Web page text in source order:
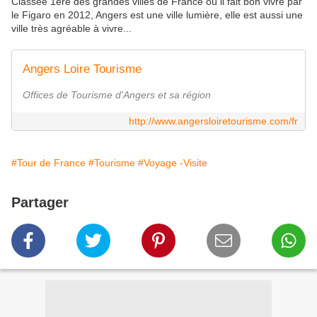
le Figaro en 2012, Angers est une ville lumière, elle est aussi une
ville très agréable à vivre...
Angers Loire Tourisme
Offices de Tourisme d'Angers et sa région
http://www.angersloiretourisme.com/fr
#Tour de France #Tourisme #Voyage -Visite
Partager